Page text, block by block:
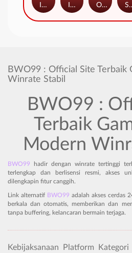
Immortal Fruits Outsourced: Slash Game
Ice Ice Yeti
BWO99 : Official Site Terbaik
Winrate Stabil
BWO99 :
Terbaik
Modern
BWO99 hadir dengan winrate tertinggi
terlengkap dan berlisensi resmi, akses
dilengkapin fitur canggih.
Link alternatif BWO99 adalah akses cerdas
berkala dan otomatis, memberikan dan
tanpa buffering, kelancaran bermain terjaga.
Kebijaksanaan Platform Kategori